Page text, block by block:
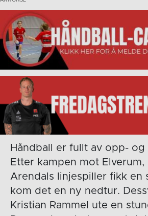
Håndball er fullt av opp- og
Etter kampen mot
Arendals linjespiller fikk en
kom det en ny nedtur.
Kristian Rammel ute en